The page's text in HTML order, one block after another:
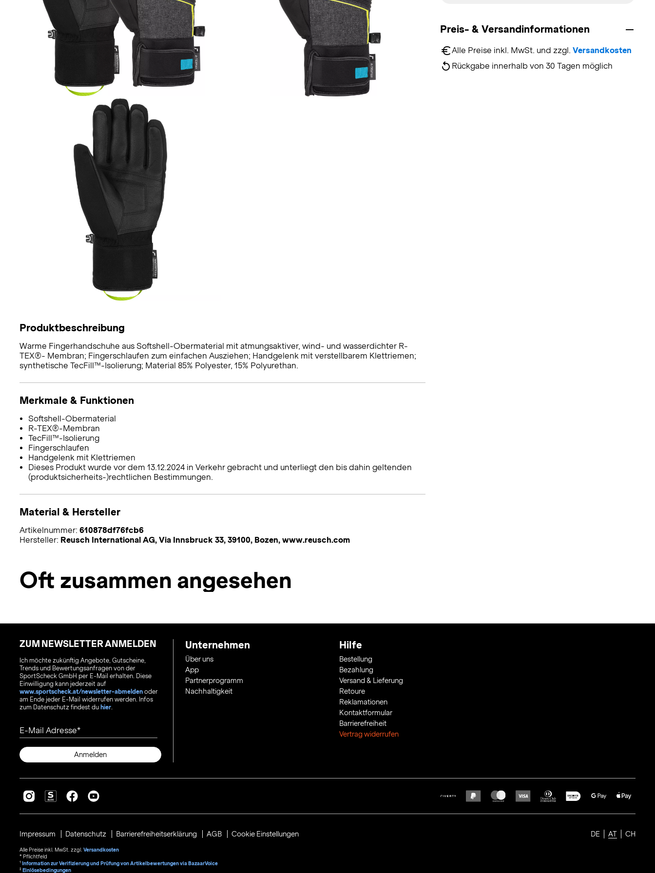
Preis- & Versandinformationen
Alle Preise inkl. MwSt. und zzgl. Versandkosten
Rückgabe innerhalb von 30 Tagen möglich
Produktbeschreibung
Warme Fingerhandschuhe aus Softshell-Obermaterial mit atmungsaktiver, wind- und wasserdichter R-
TEX®- Membran; Fingerschlaufen zum einfachen Ausziehen; Handgelenk mit verstellbarem Klettriemen;
synthetische TecFill™-Isolierung; Material 85% Polyester, 15% Polyurethan.
Merkmale & Funktionen
Softshell-Obermaterial
R-TEX®-Membran
TecFill™-Isolierung
Fingerschlaufen
Handgelenk mit Klettriemen
Dieses Produkt wurde vor dem 13.12.2024 in Verkehr gebracht und unterliegt den bis dahin geltenden
(produktsicherheits-)rechtlichen Bestimmungen.
Material & Hersteller
Artikelnummer: 610878df76fcb6
Hersteller: Reusch International AG, Via Innsbruck 33, 39100, Bozen, www.reusch.com
Oft zusammen angesehen
ZUM NEWSLETTER ANMELDEN
Ich möchte zukünftig Angebote, Gutscheine,
Trends und Bewertungsanfragen von der
SportScheck GmbH per E-Mail erhalten. Diese
Einwilligung kann jederzeit auf
www.sportscheck.at/newsletter-abmelden oder
am Ende jeder E-Mail widerrufen werden. Infos
zum Datenschutz findest du hier
E-Mail Adresse
Anmelden
Unternehmen
Über uns
App
Partnerprogramm
Nachhaltigkeit
Hilfe
Bestellung
Bezahlung
Versand & Lieferung
Retoure
Reklamationen
Kontaktformular
Barrierefreiheit
Vertrag widerrufen
DE AT CH
Impressum Datenschutz Barrierefreiheitserklärung AGB Cookie Einstellungen
Alle Preise inkl. MwSt. zzgl. Versandkosten
* Pflichtfeld
1 Information zur Verifizierung und Prüfung von Artikelbewertungen via BazaarVoice
² Einlösebedingungen